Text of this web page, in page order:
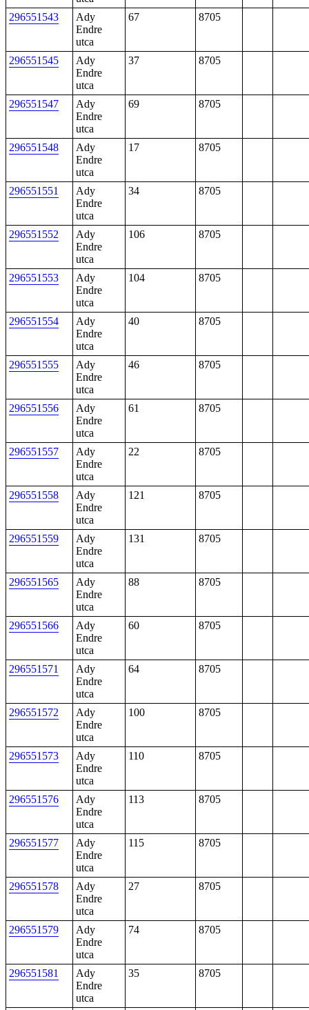
296551543
Ady
Endre
utca
67 8705
296551545
Ady
Endre
utca
37 8705
296551547
Ady
Endre
utca
69 8705
296551548
Ady
Endre
utca
17 8705
296551551
Ady
Endre
utca
34 8705
296551552
Ady
Endre
utca
106 8705
296551553
Ady
Endre
utca
104 8705
296551554
Ady
Endre
utca
40 8705
296551555
Ady
Endre
utca
46 8705
296551556
Ady
Endre
utca
61 8705
296551557
Ady
Endre
utca
22 8705
296551558
Ady
Endre
utca
121 8705
296551559
Ady
Endre
utca
131 8705
296551565
Ady
Endre
utca
88 8705
296551566
Ady
Endre
utca
60 8705
296551571
Ady
Endre
utca
64 8705
296551572
Ady
Endre
utca
100 8705
296551573
Ady
Endre
utca
110 8705
296551576
Ady
Endre
utca
113 8705
296551577
Ady
Endre
utca
115 8705
296551578
Ady
Endre
utca
27 8705
296551579
Ady
Endre
utca
74 8705
296551581
Ady
Endre
utca
35 8705